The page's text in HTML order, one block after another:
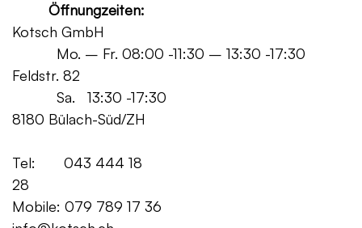
Öffnungzeiten:
Kotsch GmbH
Mo. – Fr. 08:00 -11:30 – 13:30 -17:30
Feldstr. 82
Sa. 13:30 -17:30
8180 Bülach-Süd/ZH
Tel: 043 444 18
28
Mobile: 079 789 17 36